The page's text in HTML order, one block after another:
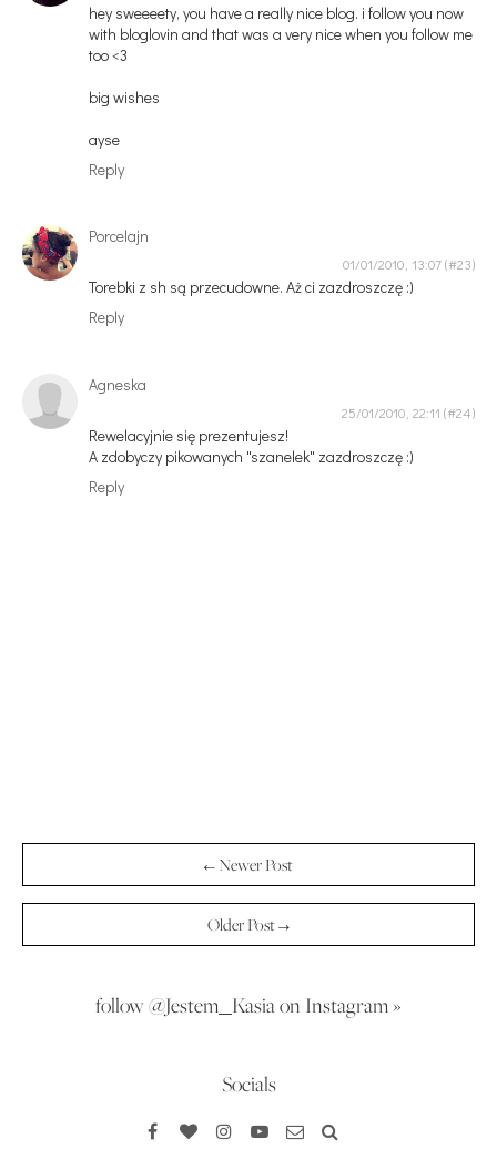
hey sweeeety, you have a really nice blog. i follow you now
with bloglovin and that was a very nice when you follow me
too <3
big wishes
ayse
Reply
Porcelajn
01/01/2010, 13:07
Torebki z sh są przecudowne. Aż ci zazdroszczę :)
Reply
Agneska
25/01/2010, 22:11
Rewelacyjnie się prezentujesz!
A zdobyczy pikowanych "szanelek" zazdroszczę :)
Reply
← Newer Post
Older Post →
follow @Jestem_Kasia on Instagram »
Socials